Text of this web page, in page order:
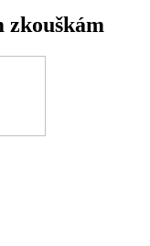
zkouškám